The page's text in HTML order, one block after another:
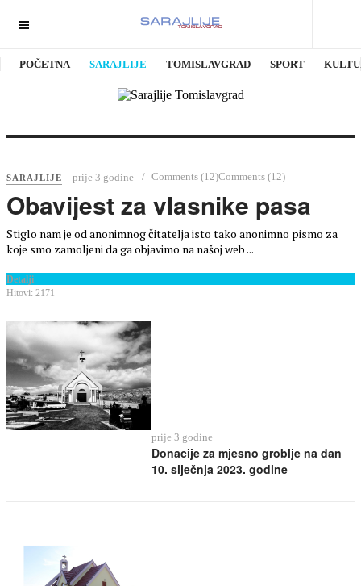
POČETNA SARAJLIJE TOMISLAVGRAD SPORT
SARAJLIJE prije 3 godine Comments (12)Comments (12)
Obavijest za vlasnike pasa
Stiglo nam je od anonimnog čitatelja isto tako anonimno pismo za
koje smo zamoljeni da ga objavimo na našoj web ...
Detalji
Hitovi: 2171
prije 3 godine
Donacije za mjesno groblje na dan
10. siječnja 2023. godine